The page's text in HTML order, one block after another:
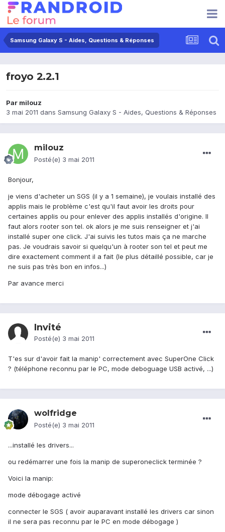
Samsung Galaxy S - Aides, Questions & Réponses
froyo 2.2.1
Par milouz
3 mai 2011 dans Samsung Galaxy S - Aides, Questions & Réponses
milouz
Posté(e) 3 mai 2011
Bonjour,
je viens d'acheter un SGS (il y a 1 semaine), je voulais installé des
applis mais le problème c'est qu'il faut avoir les droits pour
certaines applis ou pour enlever des applis installés d'origine. Il
faut alors rooter son tel. ok alors je me suis renseigner et j'ai
installé super one click. J'ai suivis les tutos mais ça ne marche
pas. Je voudrais savoir si quelqu'un à rooter son tel et peut me
dire exactement comment il a fait (le plus détaillé possible, car je
ne suis pas très bon en infos...)
Par avance merci
Invité
Posté(e) 3 mai 2011
T'es sur d'avoir fait la manip' correctement avec SuperOne Click
? (téléphone reconnu par le PC, mode deboguage USB activé, ...)
wolfridge
Posté(e) 3 mai 2011
...installé les drivers...
ou redémarrer une fois la manip de superoneclick terminée ?
Voici la manip:
mode débogage activé
connecter le SGS ( avoir auparavant installé les drivers car sinon
il ne sera pas reconnu par le PC en mode débogage )